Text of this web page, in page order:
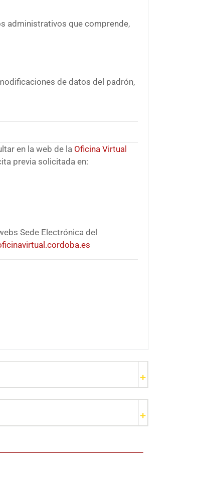
administrativos que comprende,
de datos del padrón,
en la web de la Oficina Virtual
previa solicitada en:
Sede Electrónica del